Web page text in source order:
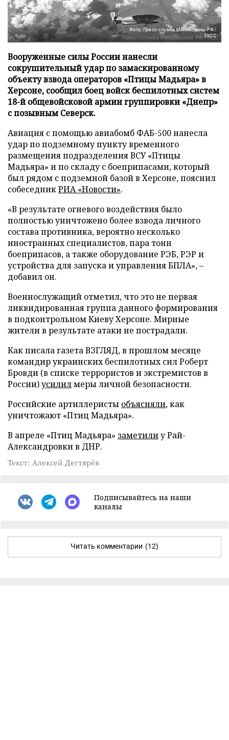
Фото: Пресс-служба Минобороны РФ/
ТАСС
Вооруженные силы России нанесли
сокрушительный удар по замаскированному
объекту взвода операторов «Птицы Мадьяра» в
Херсоне, сообщил боец войск беспилотных систем
18-й общевойсковой армии группировки «Днепр»
с позывным Северск.
Авиация с помощью авиабомб ФАБ-500 нанесла
удар по подземному пункту временного
размещения подразделения ВСУ «Птицы
Мадьяра» и по складу с боеприпасами, который
был рядом с подземной базой в Херсоне, пояснил
собеседникРИА «Новости».
«В результате огневого воздействия было
полностью уничтожено более взвода личного
состава противника, вероятно несколько
иностранных специалистов, пара тонн
боеприпасов, а также оборудование РЭБ, РЭР и
устройства для запуска и управления БПЛА», –
добавил он.
Военнослужащий отметил, что это не первая
ликвидированная группа данного формирования
в подконтрольном Киеву Херсоне. Мирные
жители в результате атаки не пострадали.
Как писала газета ВЗГЛЯД, в прошлом месяце
командир украинских беспилотных сил Роберт
Бровди (в списке террористов и экстремистов в
России)усилилмеры личной безопасности.
Российские артиллеристы объясняли, как
уничтожают «Птиц Мадьяра».
В апреле «Птиц Мадьяра» заметилиу Рай-
Александровки в ДНР.
Текст: Алексей Дегтярёв
Подписывайтесь на наши
каналы
Читать комментарии (12)